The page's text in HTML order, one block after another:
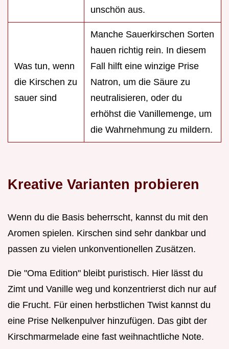
unschön aus.
Was tun, wenn
die Kirschen zu
sauer sind
Manche Sauerkirschen Sorten
hauen richtig rein. In diesem
Fall hilft eine winzige Prise
Natron, um die Säure zu
neutralisieren, oder du
erhöhst die Vanillemenge, um
die Wahrnehmung zu mildern.
Kreative Varianten probieren
Wenn du die Basis beherrscht, kannst du mit den
Aromen spielen. Kirschen sind sehr dankbar und
passen zu vielen unkonventionellen Zusätzen.
Die "Oma Edition" bleibt puristisch. Hier lässt du
Zimt und Vanille weg und konzentrierst dich nur auf
die Frucht. Für einen herbstlichen Twist kannst du
eine Prise Nelkenpulver hinzufügen. Das gibt der
Kirschmarmelade eine fast weihnachtliche Note.